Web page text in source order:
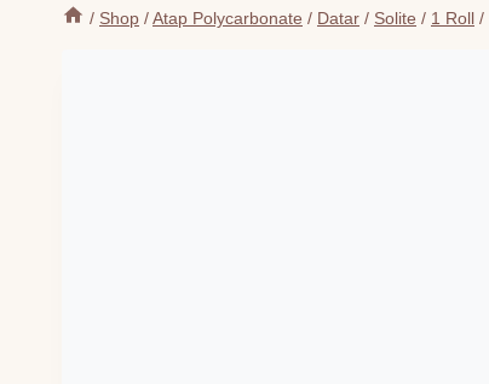
/ Shop /Atap Polycarbonate / Datar / Solite / 1 Roll /